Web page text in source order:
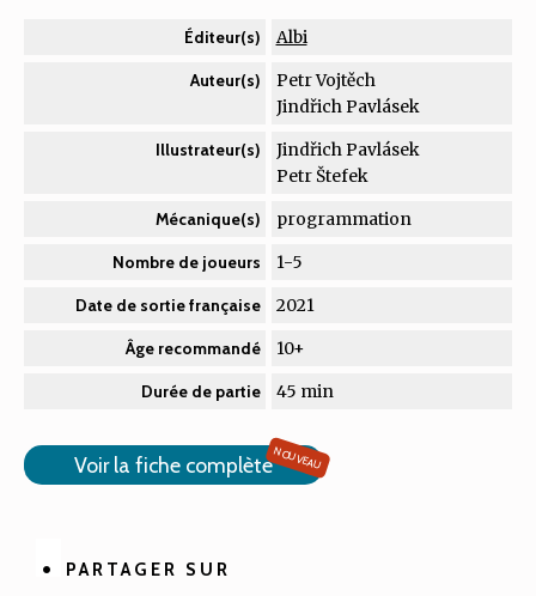
Éditeur(s) Albi
Auteur(s)
Petr Vojtěch
Jindřich Pavlásek
Illustrateur(s)
Jindřich Pavlásek
Petr Štefek
Mécanique(s) programmation
Nombre de joueurs 1-5
Date de sortie française 2021
Âge recommandé 10+
Durée de partie 45 min
Voir la fiche complèteNOUVEAU
PARTAGER SUR
PartagerPartager